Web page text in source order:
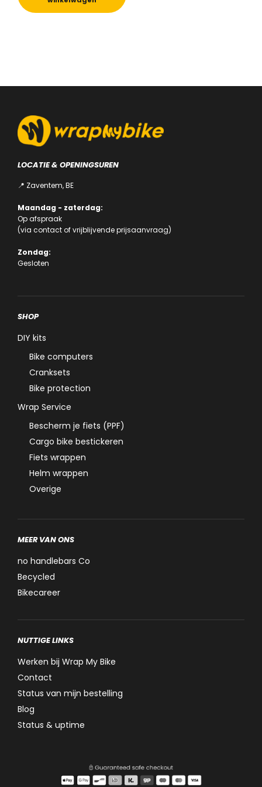
LOCATIE & OPENINGSUREN
📍 Zaventem, BE
Maandag - zaterdag:
Op afspraak
(via contactofvrijblijvende prijsaanvraag)
Zondag:
Gesloten
SHOP
DIY kits
Bike computers
Cranksets
Bike protection
Wrap Service
Bescherm je fiets (PPF)
Cargo bike bestickeren
Fiets wrappen
Helm wrappen
Overige
MEER VAN ONS
no handlebars Co
Becycled
Bikecareer
NUTTIGE LINKS
Werken bij Wrap My Bike
Contact
Status van mijn bestelling
Blog
Status & uptime